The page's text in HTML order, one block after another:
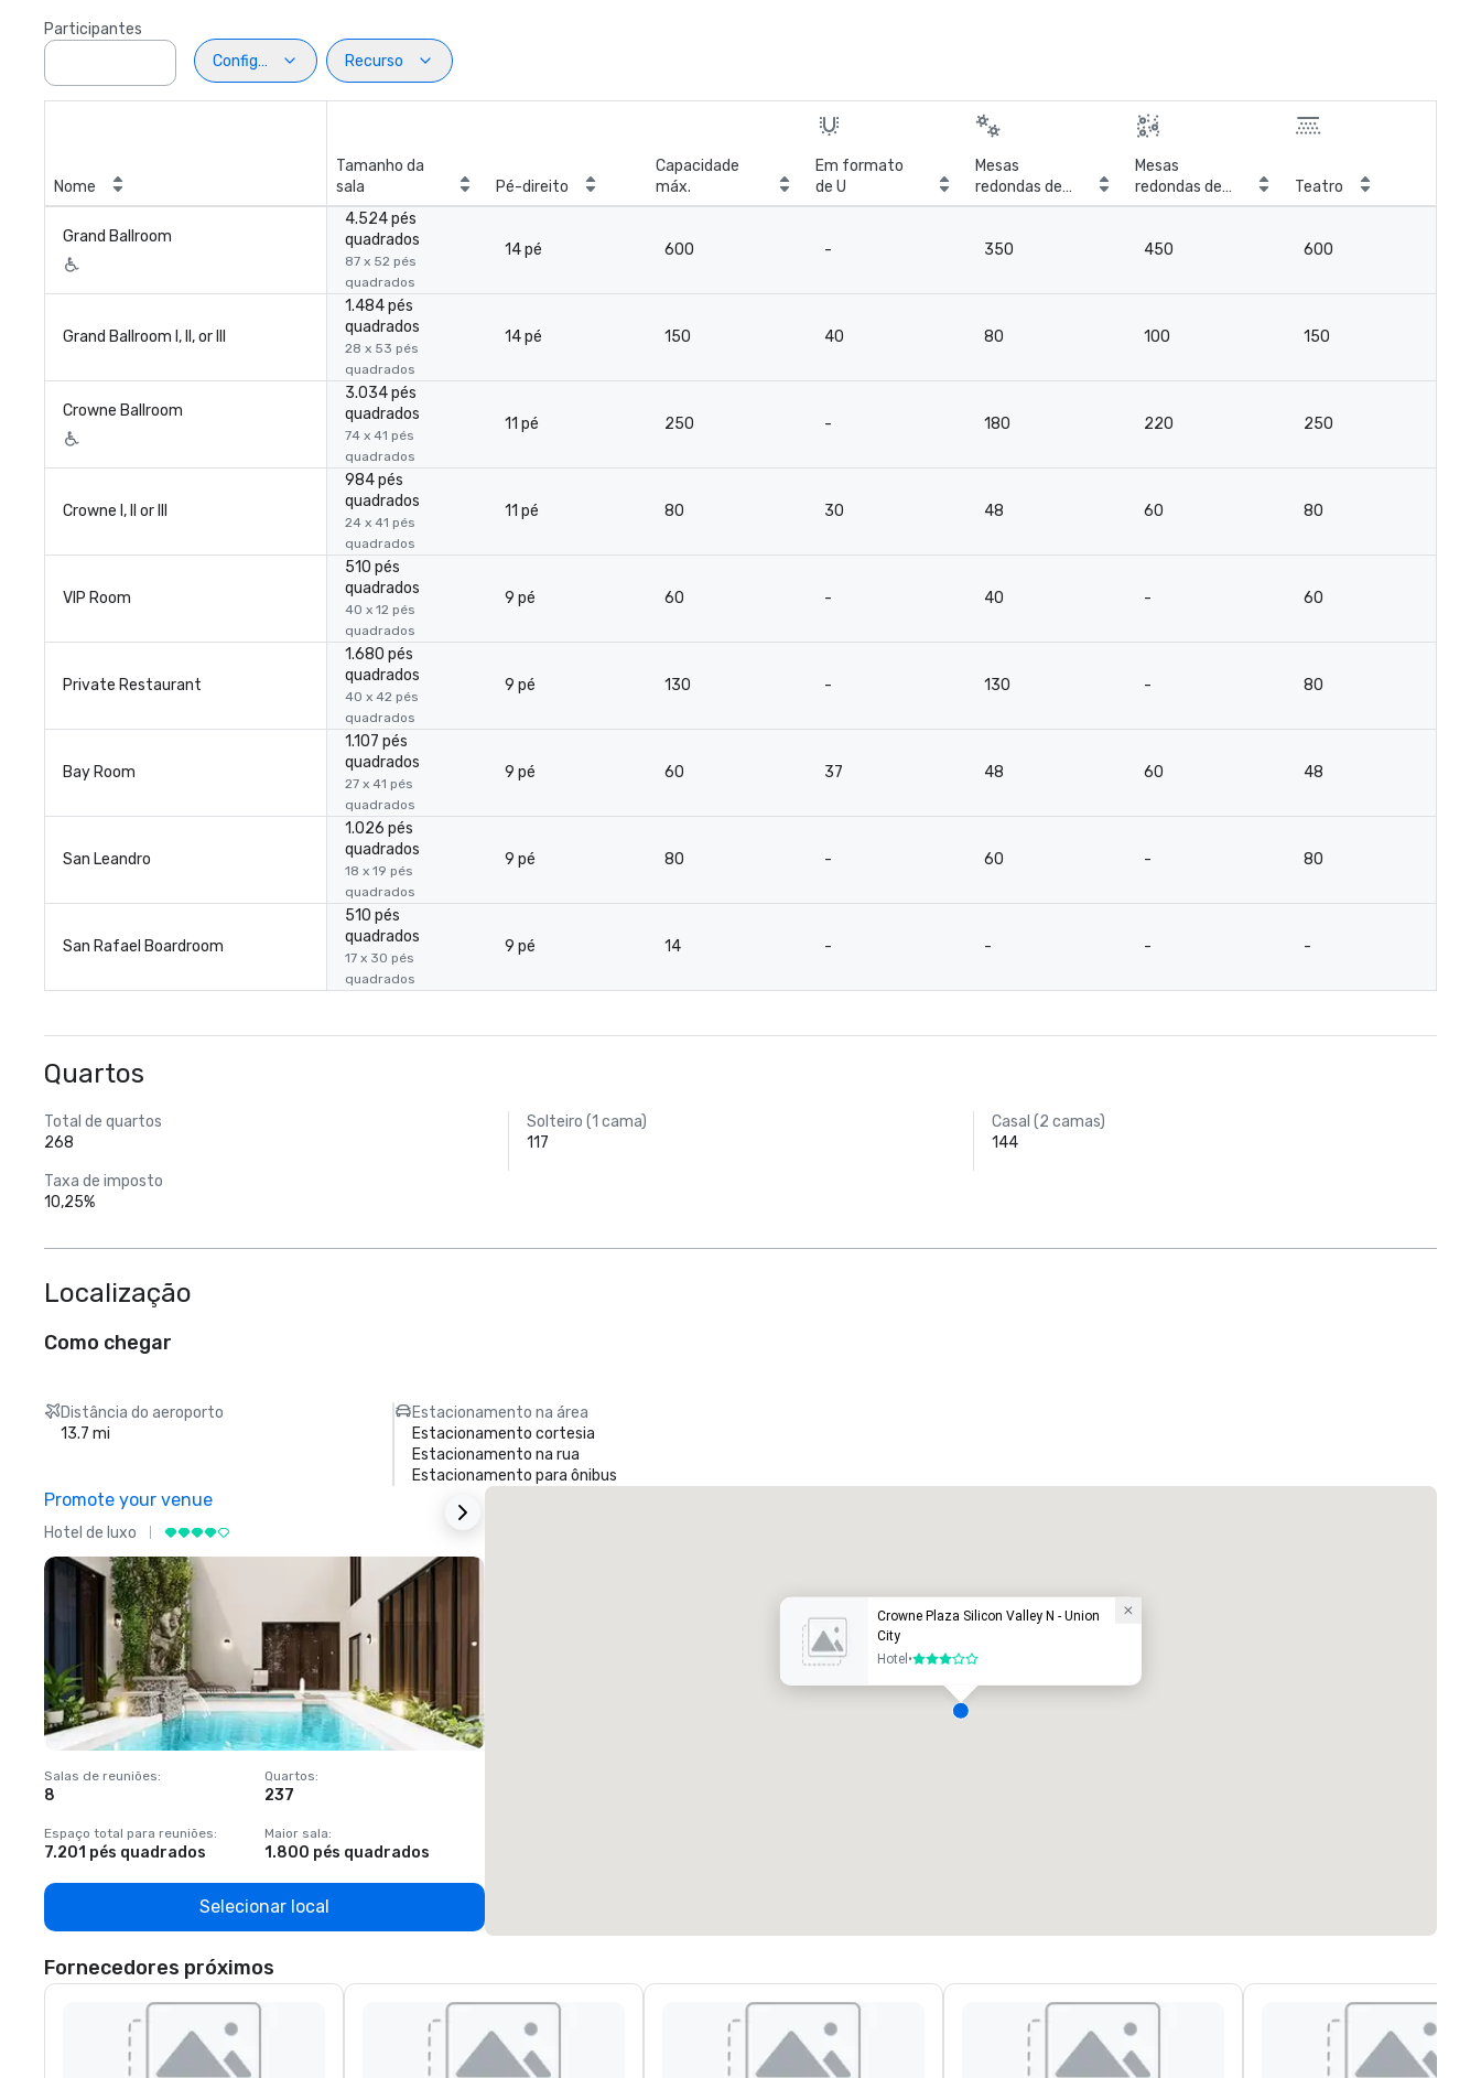
Participantes
Configuração
Recurso
Nome
Tamanho da
sala
Pé-direito
Capacidade
máx.
Em formato
de U
Mesas
redondas de
banquete
Mesas
redondas de
coquetel
Teatro
Grand Ballroom
4.524 pés
quadrados
87 x 52 pés
quadrados
14 pé 600 - 350 450 600
Grand Ballroom I, II, or III
1.484 pés
quadrados
28 x 53 pés
quadrados
14 pé 150 40 80 100 150
Crowne Ballroom
3.034 pés
quadrados
74 x 41 pés
quadrados
11 pé 250 - 180 220 250
Crowne I, II or III
984 pés
quadrados
24 x 41 pés
quadrados
11 pé 80 30 48 60 80
VIP Room
510 pés
quadrados
40 x 12 pés
quadrados
9 pé 60 - 40 - 60
Private Restaurant
1.680 pés
quadrados
40 x 42 pés
quadrados
9 pé 130 - 130 - 80
Bay Room
1.107 pés
quadrados
27 x 41 pés
quadrados
9 pé 60 37 48 60 48
San Leandro
1.026 pés
quadrados
18 x 19 pés
quadrados
9 pé 80 - 60 - 80
San Rafael Boardroom
510 pés
quadrados
17 x 30 pés
quadrados
9 pé 14 - - - -
Quartos
Total de quartos
268
Solteiro (1 cama)
117
Casal (2 camas)
144
Taxa de imposto
10,25%
Localização
Como chegar
Distância do aeroporto
13.7 mi
Estacionamento na área
Estacionamento cortesia
Estacionamento na rua
Estacionamento para ônibus
Promote your venue
Hotel de luxo
Salas de reuniões:
8
Quartos:
237
Espaço total para reuniões:
7.201 pés quadrados
Maior sala:
1.800 pés quadrados
Selecionar local
Crowne Plaza Silicon Valley N - Union
City
Hotel •3 de 5
Fornecedores próximos